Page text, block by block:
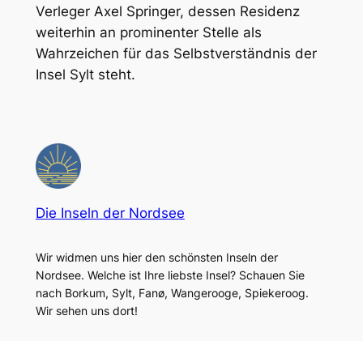
Verleger Axel Springer, dessen Residenz
weiterhin an prominenter Stelle als
Wahrzeichen für das Selbstverständnis der
Insel Sylt steht.
Die Inseln der Nordsee
Wir widmen uns hier den schönsten Inseln der
Nordsee. Welche ist Ihre liebste Insel? Schauen Sie
nach Borkum, Sylt, Fanø, Wangerooge, Spiekeroog.
Wir sehen uns dort!